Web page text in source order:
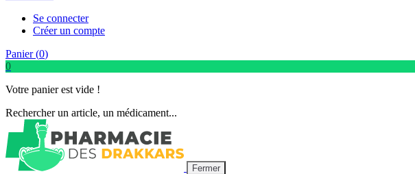
Se connecter
Créer un compte
Panier (0)
0
Votre panier est vide !
Rechercher un article, un médicament...
Fermer